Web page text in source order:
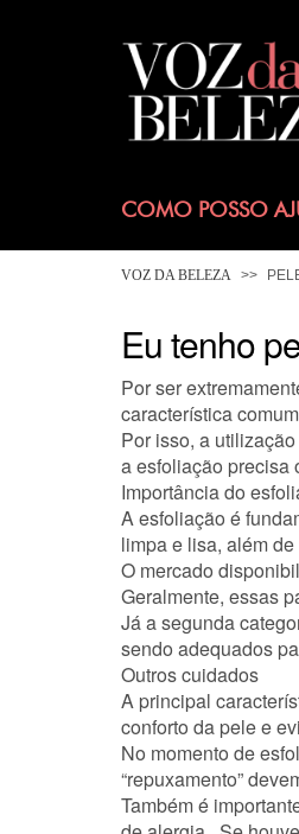
COMO POSSO
VOZ DA BELEZA
Eu tenho
Por ser
característica
Por isso, a
a esfoliação precisa
Importância do
A esfoliação é
limpa e lisa, além
O mercado
Geralmente, essas
Já a segunda
sendo adequados
Outros cuidados
A principal
conforto da pele e
No momento de
“repuxamento”
Também é